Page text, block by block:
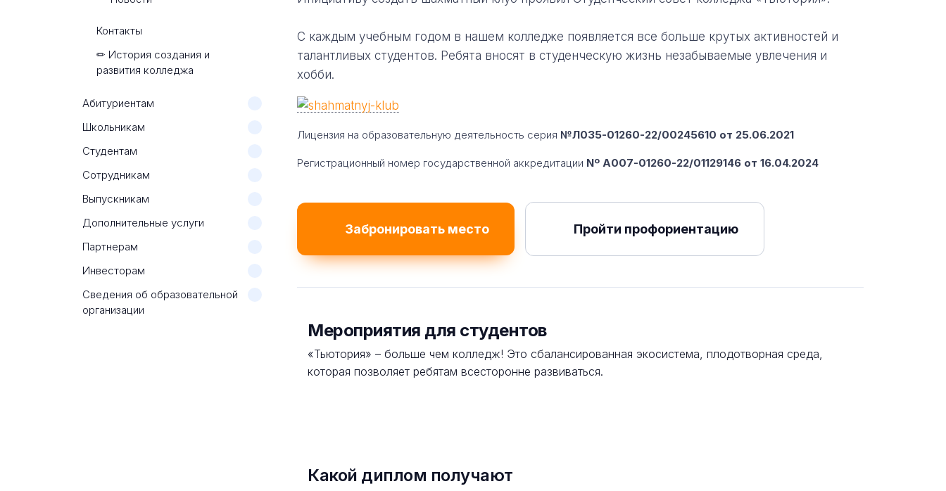
Контакты
✏ История создания и
развития колледжа
Абитуриентам
Школьникам
Студентам
Сотрудникам
Выпускникам
Дополнительные услуги
Партнерам
Инвесторам
Сведения об образовательной
организации
С каждым учебным годом в нашем колледже появляется все больше крутых активностей и
талантливых студентов. Ребята вносят в студенческую жизнь незабываемые увлечения и
хобби.
Лицензия на образовательную деятельность серия №Л035-01260-22/00245610 от 25.06.2021
Регистрационный номер государственной аккредитации Nº A007-01260-22/01129146 от 16.04.2024
Забронировать место Пройти профориентацию
Мероприятия для студентов
«Тьютория» – больше чем колледж! Это сбалансированная экосистема, плодотворная среда,
которая позволяет ребятам всесторонне развиваться.
Какой диплом получают